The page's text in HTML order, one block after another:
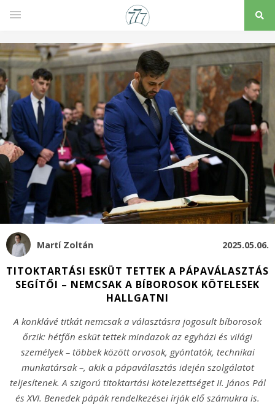
Martí Zoltán 2025.05.06.
TITOKTARTÁSI ESKÜT TETTEK A PÁPAVÁLASZTÁS
SEGÍTŐI – NEMCSAK A BÍBOROSOK KÖTELESEK
HALLGATNI
A konklávé titkát nemcsak a választásra jogosult bíborosok
őrzik: hétfőn esküt tettek mindazok az egyházi és világi
személyek – többek között orvosok, gyóntatók, technikai
munkatársak –, akik a pápaválasztás idején szolgálatot
teljesítenek. A szigorú titoktartási kötelezettséget II. János Pál
és XVI. Benedek pápák rendelkezései írják elő számukra is.